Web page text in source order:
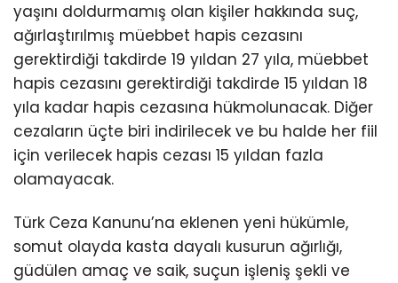
yaşını doldurmamış olan kişiler hakkında suç,
ağırlaştırılmış müebbet hapis cezasını
gerektirdiği takdirde 19 yıldan 27 yıla, müebbet
hapis cezasını gerektirdiği takdirde 15 yıldan 18
yıla kadar hapis cezasına hükmolunacak. Diğer
cezaların üçte biri indirilecek ve bu halde her fiil
için verilecek hapis cezası 15 yıldan fazla
olamayacak.
Türk Ceza Kanunu’na eklenen yeni hükümle,
somut olayda kasta dayalı kusurun ağırlığı,
güdülen amaç ve saik, suçun işleniş şekli ve